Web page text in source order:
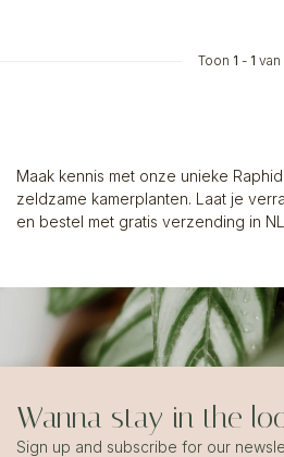
Toon 1 - 1 van
Maak kennis met onze unieke
zeldzame kamerplanten. Laat je
en bestel met gratis verzending in
Wanna stay in the
Sign up and subscribe for our